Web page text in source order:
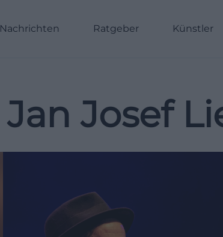
Nachrichten Ratgeber Künstler
Jan Josef